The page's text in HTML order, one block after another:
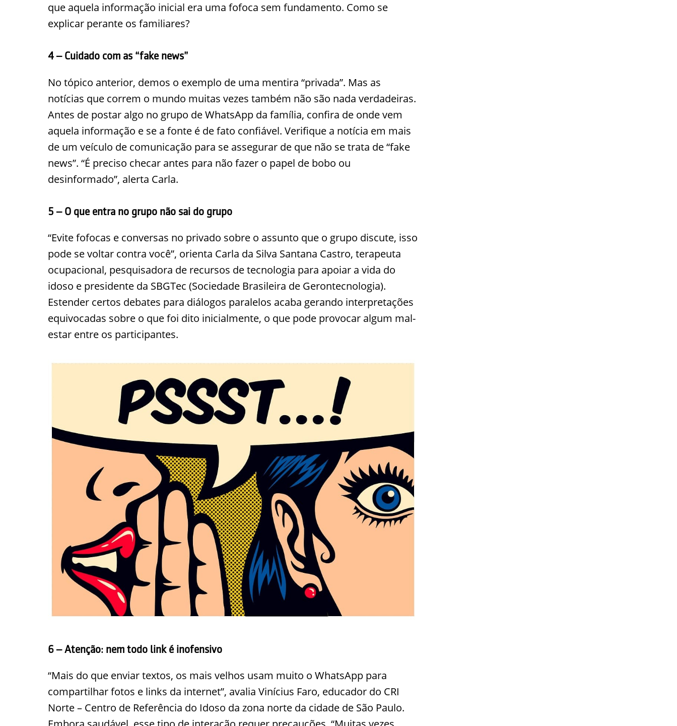
que aquela informação inicial era uma fofoca sem fundamento. Como se
explicar perante os familiares?
4 – Cuidado com as “fake news”
No tópico anterior, demos o exemplo de uma mentira “privada”. Mas as
notícias que correm o mundo muitas vezes também não são nada verdadeiras.
Antes de postar algo no grupo de WhatsApp da família, confira de onde vem
aquela informação e se a fonte é de fato confiável. Verifique a notícia em mais
de um veículo de comunicação para se assegurar de que não se trata de “fake
news”. “É preciso checar antes para não fazer o papel de bobo ou
desinformado”, alerta Carla.
5 – O que entra no grupo não sai do grupo
“Evite fofocas e conversas no privado sobre o assunto que o grupo discute, isso
pode se voltar contra você”, orienta Carla da Silva Santana Castro, terapeuta
ocupacional, pesquisadora de recursos de tecnologia para apoiar a vida do
idoso e presidente da SBGTec (Sociedade Brasileira de Gerontecnologia).
Estender certos debates para diálogos paralelos acaba gerando interpretações
equivocadas sobre o que foi dito inicialmente, o que pode provocar algum mal-
estar entre os participantes.
6 – Atenção: nem todo link é inofensivo
“Mais do que enviar textos, os mais velhos usam muito o WhatsApp para
compartilhar fotos e links da internet”, avalia Vinícius Faro, educador do CRI
Norte – Centro de Referência do Idoso da zona norte da cidade de São Paulo.